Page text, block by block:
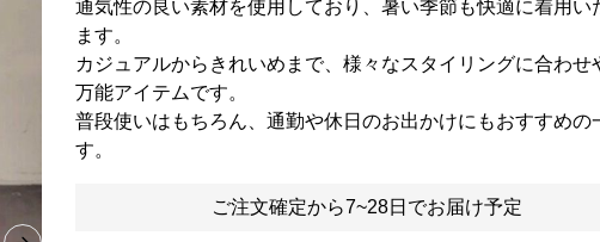
通気性の良い素材を使用しており、暑い季節も快適に着用い
ます。
カジュアルからきれいめまで、様々なスタイリングに合わせ
万能アイテムです。
普段使いはもちろん、通勤や休日のお出かけにもおすすめの
す。
ご注文確定から7~28日でお届け予定